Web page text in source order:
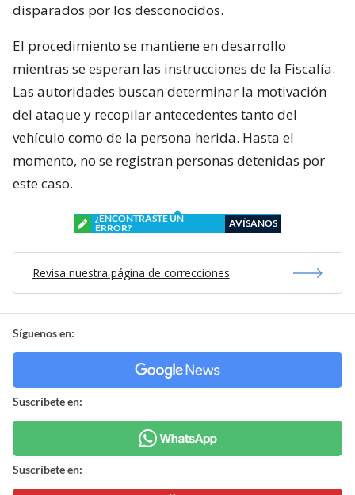
disparados por los desconocidos.
El procedimiento se mantiene en desarrollo
mientras se esperan las instrucciones de la Fiscalía.
Las autoridades buscan determinar la motivación
del ataque y recopilar antecedentes tanto del
vehículo como de la persona herida. Hasta el
momento, no se registran personas detenidas por
este caso.
¿ENCONTRASTE UN
ERROR?
AVÍSANOS
Revisa nuestra página de correcciones
Síguenos en:
Suscríbete en:
Suscríbete en: